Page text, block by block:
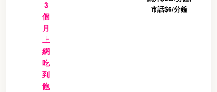
3
個
月
上
網
吃
到
飽
市話$6/分鐘